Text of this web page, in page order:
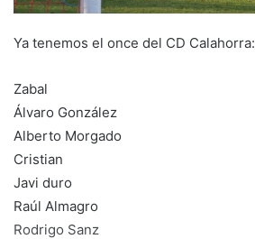
Ya tenemos el once del CD Calahorra:
Zabal
Álvaro González
Alberto Morgado
Cristian
Javi duro
Raúl Almagro
Rodrigo Sanz